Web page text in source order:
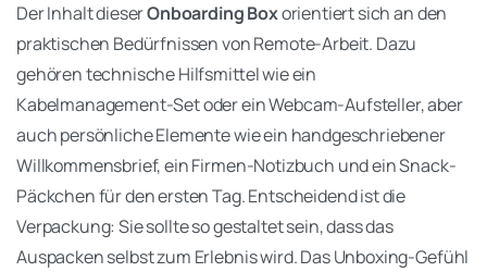
Der Inhalt dieserOnboarding Boxorientiert sich an den
praktischen Bedürfnissen von Remote-Arbeit. Dazu
gehören technische Hilfsmittel wie ein
Kabelmanagement-Set oder ein Webcam-Aufsteller, aber
auch persönliche Elemente wie ein handgeschriebener
Willkommensbrief, ein Firmen-Notizbuch und ein Snack-
Päckchen für den ersten Tag. Entscheidend ist die
Verpackung: Sie sollte so gestaltet sein, dass das
Auspacken selbst zum Erlebnis wird. Das Unboxing-Gefühl